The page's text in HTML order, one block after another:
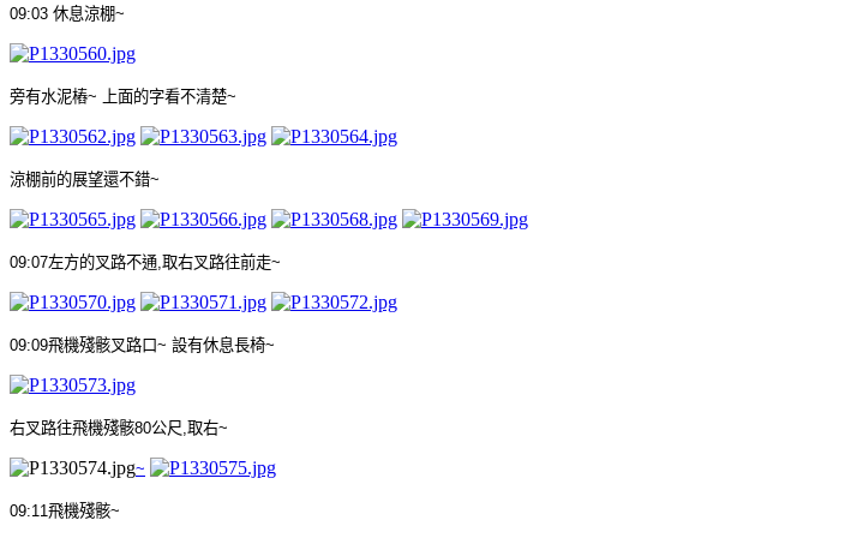
09:03 休息涼棚~
旁有水泥樁~ 上面的字看不清楚~
涼棚前的展望還不錯~
09:07左方的叉路不通 取右叉路往前走~
09:09飛機殘骸叉路口~ 設有休息長椅~
右叉路往飛機殘骸80公尺 取右~
~
09:11飛機殘骸~